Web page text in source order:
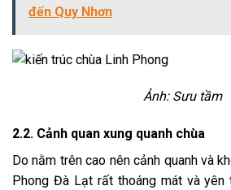
đến Quy Nhơn
Ảnh: Sưu tầm
2.2. Cảnh quan xung quanh chùa
Do nằm trên cao nên cảnh quanh và
Phong Đà Lạt rất thoáng mát và yên